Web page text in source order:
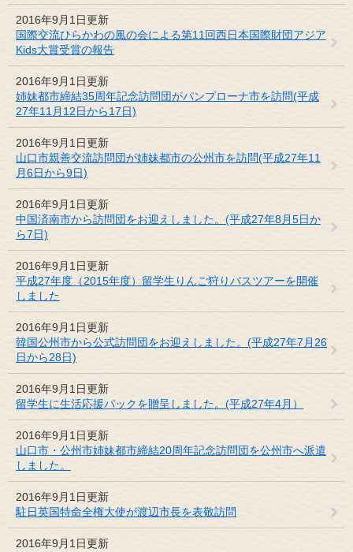
2016年9月1日更新
国際交流ひらかわの風の会による第11回西日本国際財団アジア
Kids大賞受賞の報告
2016年9月1日更新
姉妹都市締結35周年記念訪問団がパンプローナ市を訪問(平成
27年11月12日から17日)
2016年9月1日更新
山口市親善交流訪問団が姉妹都市の公州市を訪問(平成27年11
月6日から9日)
2016年9月1日更新
中国済南市から訪問団をお迎えしました。(平成27年8月5日か
ら7日)
2016年9月1日更新
平成27年度（2015年度）留学生りんご狩りバスツアーを開催
しました
2016年9月1日更新
韓国公州市から公式訪問団をお迎えしました。(平成27年7月26
日から28日)
2016年9月1日更新
留学生に生活応援パックを贈呈しました。(平成27年4月）
2016年9月1日更新
山口市・公州市姉妹都市締結20周年記念訪問団を公州市へ派遣
しました。
2016年9月1日更新
駐日英国特命全権大使が渡辺市長を表敬訪問
2016年9月1日更新